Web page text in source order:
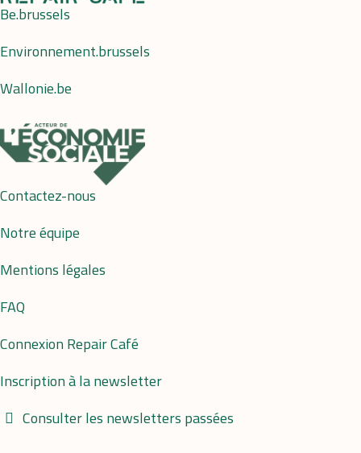
Be.brussels
Environnement.brussels
Wallonie.be
Contactez-nous
Notre équipe
Mentions légales
FAQ
Connexion Repair Café
Inscription à la newsletter
Consulter les newsletters passées